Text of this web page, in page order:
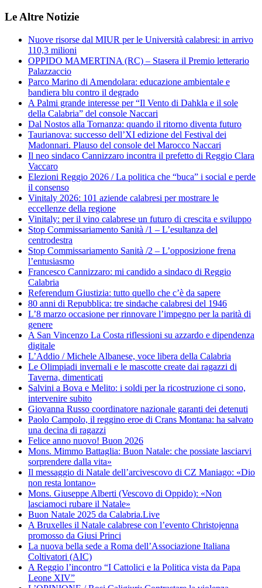
Le Altre Notizie
Nuove risorse dal MIUR per le Università calabresi: in arrivo
110,3 milioni
OPPIDO MAMERTINA (RC) – Stasera il Premio letterario
Palazzaccio
Parco Marino di Amendolara: educazione ambientale e
bandiera blu contro il degrado
A Palmi grande interesse per “Il Vento di Dahkla e il sole
della Calabria” del console Naccari
Dal Nostos alla Tornanza: quando il ritorno diventa futuro
Taurianova: successo dell’XI edizione del Festival dei
Madonnari. Plauso del console del Marocco Naccari
Il neo sindaco Cannizzaro incontra il prefetto di Reggio Clara
Vaccaro
Elezioni Reggio 2026 / La politica che “buca” i social e perde
il consenso
Vinitaly 2026: 101 aziende calabresi per mostrare le
eccellenze della regione
Vinitaly: per il vino calabrese un futuro di crescita e sviluppo
Stop Commissariamento Sanità /1 – L’esultanza del
centrodestra
Stop Commissariamento Sanità /2 – L’opposizione frena
l’entusiasmo
Francesco Cannizzaro: mi candido a sindaco di Reggio
Calabria
Referendum Giustizia: tutto quello che c’è da sapere
80 anni di Repubblica: tre sindache calabresi del 1946
L’8 marzo occasione per rinnovare l’impegno per la parità di
genere
A San Vincenzo La Costa riflessioni su azzardo e dipendenza
digitale
L’Addio / Michele Albanese, voce libera della Calabria
Le Olimpiadi invernali e le mascotte create dai ragazzi di
Taverna, dimenticati
Salvini a Bova e Melito: i soldi per la ricostruzione ci sono,
intervenire subito
Giovanna Russo coordinatore nazionale garanti dei detenuti
Paolo Campolo, il reggino eroe di Crans Montana: ha salvato
una decina di ragazzi
Felice anno nuovo! Buon 2026
Mons. Mimmo Battaglia: Buon Natale: che possiate lasciarvi
sorprendere dalla vita»
Il messaggio di Natale dell’arcivescovo di CZ Maniago: «Dio
non resta lontano»
Mons. Giuseppe Alberti (Vescovo di Oppido): «Non
lasciamoci rubare il Natale»
Buon Natale 2025 da Calabria.Live
A Bruxelles il Natale calabrese con l’evento Christojenna
promosso da Giusi Princi
La nuova bella sede a Roma dell’Associazione Italiana
Coltivatori (AIC)
A Reggio l’incontro “I Cattolici e la Politica vista da Papa
Leone XIV”